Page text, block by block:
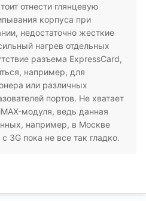
отнести глянцевую
корпуса при
недостаточно жесткие
нагрев отдельных
разъема ExpressCard,
например, для
или различных
портов. Не хватает
модуля, ведь данная
например, в Москве
3G пока не все так гладко.